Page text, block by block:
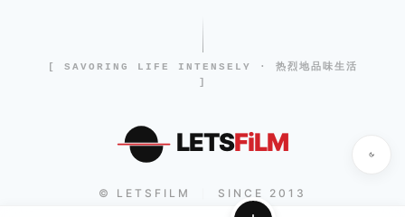
[ SAVORING LIFE INTENSELY · 热烈地品味生活
]
LETSFiLM
© LETSFILM SINCE 2013